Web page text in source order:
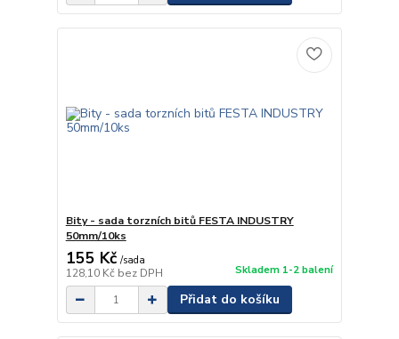
Bity - sada torzních bitů FESTA INDUSTRY
50mm/10ks
155 Kč /sada
128,10 Kč bez DPH Skladem 1-2 balení
Přidat do košíku